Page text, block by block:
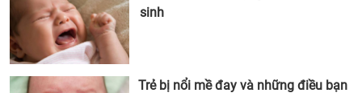
sinh
Trẻ bị nổi mề đay và những điều bạn